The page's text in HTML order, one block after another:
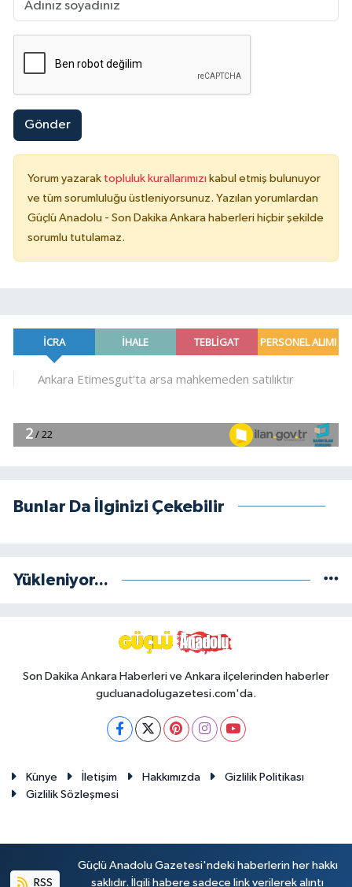
Gönder
Yorum yazarak topluluk kurallarımızı kabul etmiş bulunuyor
ve tüm sorumluluğu üstleniyorsunuz. Yazılan yorumlardan
Güçlü Anadolu - Son Dakika Ankara haberleri hiçbir şekilde
sorumlu tutulamaz.
Bunlar Da İlginizi Çekebilir
Yükleniyor...
Son Dakika Ankara Haberleri ve Ankara ilçelerinden haberler
gucluanadolugazetesi.com'da.
Künye İletişim Hakkımızda
Gizlilik Politikası
Gizlilik Sözleşmesi
RSS
Güçlü Anadolu Gazetesi'ndeki haberlerin her hakkı
saklıdır. İlgili habere sadece link verilerek alıntı